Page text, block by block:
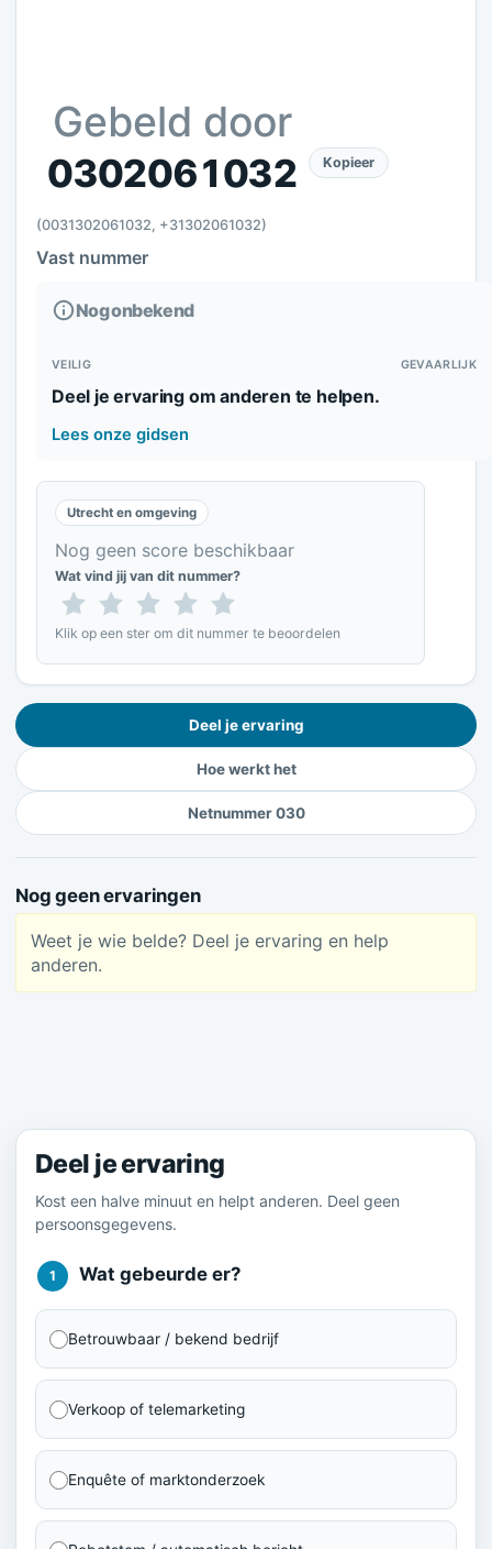
Gebeld door
0302061032
(0031302061032, +31302061032)
Kopieer
Vast nummer
Nog onbekend
VEILIG GEVAARLIJK
Deel je ervaring om anderen te helpen.
Lees onze gidsen
Utrecht en omgeving
Nog geen score beschikbaar
Wat vind jij van dit nummer?
Klik op een ster om dit nummer te beoordelen
Deel je ervaring
Hoe werkt het
Netnummer 030
Nog geen ervaringen
Weet je wie belde? Deel je ervaring en help
anderen.
Deel je ervaring
Kost een halve minuut en helpt anderen. Deel geen
persoonsgegevens.
1 Wat gebeurde er?
Betrouwbaar / bekend bedrijf
Verkoop of telemarketing
Enquête of marktonderzoek